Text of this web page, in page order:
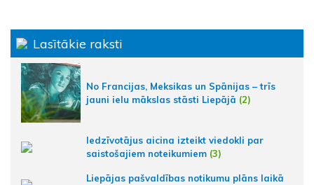
Lasītākie raksti
No Francijas, Meksikas un Spānijas – trīs
jauni ielu mākslas stāsti Liepājā (2)
Iedzīvotājus aicina izteikt viedokli par
saistošajiem noteikumiem (3)
Liepājas pašvaldības notikumu plāns laikā